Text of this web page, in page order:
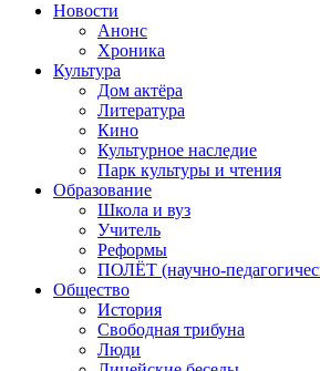
Новости
Анонс
Хроника
Культура
Дом актёра
Литература
Кино
Культурное наследие
Парк культуры и чтения
Образование
Школа и вуз
Учитель
Реформы
ПОЛЁТ (научно-
Общество
История
Свободная трибуна
Люди